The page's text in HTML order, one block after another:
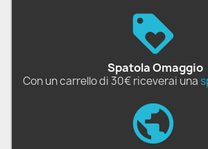
Spatola Omaggio
Con un carrello di 30€ riceverai una